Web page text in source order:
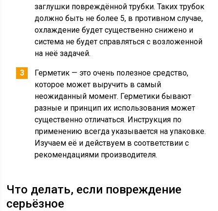
заглушки повреждённой трубки. Таких трубок
должно быть не более 5, в противном случае,
охлаждение будет существенно снижено и
система не будет справляться с возложенной
на неё задачей.
Герметик — это очень полезное средство,
которое может выручить в самый
неожиданный момент. Герметики бывают
разные и принцип их использования может
существенно отличаться. Инструкция по
применению всегда указывается на упаковке.
Изучаем её и действуем в соответствии с
рекомендациями производителя.
Что делать, если повреждение
серьёзное